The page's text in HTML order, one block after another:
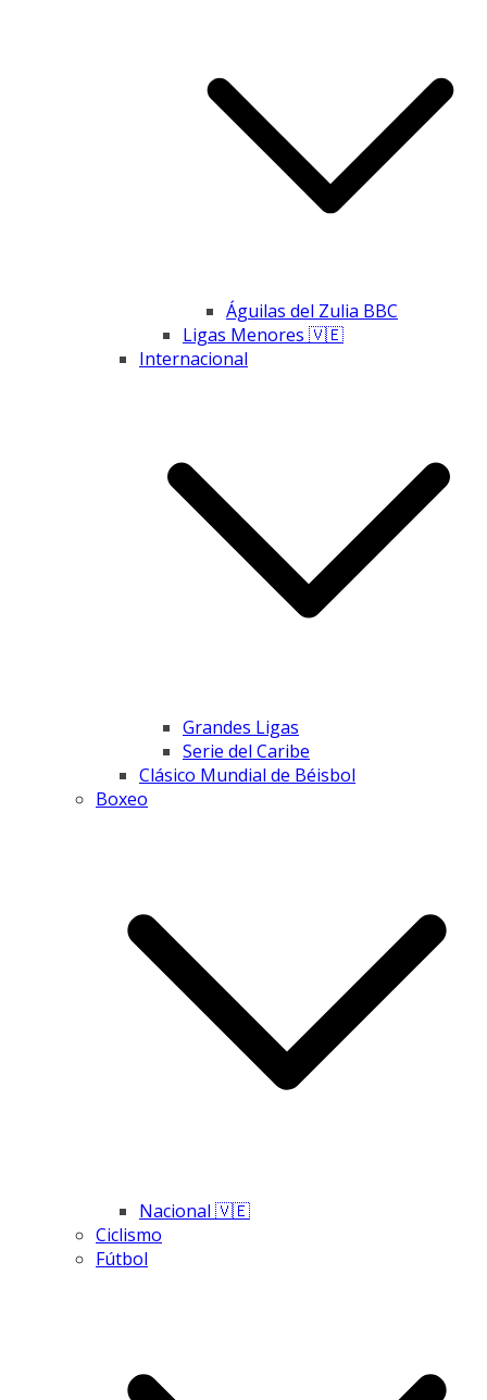
Águilas del Zulia BBC
Ligas Menores 🇻🇪
Internacional
Grandes Ligas
Serie del Caribe
Clásico Mundial de Béisbol
Boxeo
Nacional 🇻🇪
Ciclismo
Fútbol